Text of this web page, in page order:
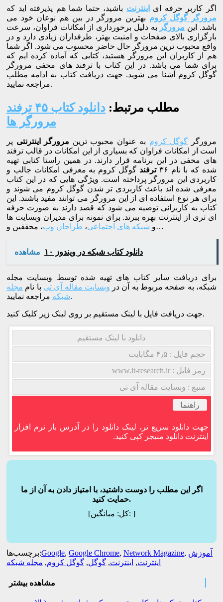
اگر کاربر حرفه ای اینترنت باشید، حتما شما هم پذیرفته اید که
مرورگر گوگل کروم بهترین مرورگر در بین هم نوعان خود می
باشد. این مرورگر به دلیل برخورداری از امکانات فراوان، سرعت
بارگزاری بالای صفحات و امنیت بهتر، طرفداران زیادی دارد و در
واقع محبوب ترین مرورگر حال حاضر محسوب می شود. اگر شما
هم از کاربران این مرورگر هستید، کتابی که آماده کرده ایم که
برای شما می باشد. در این کتاب با ترفند های مخفی مرورگر
گوگل کروم آشنا می شوید. جهت دریافت کتاب به ادامه مطلب
مراجعه نمایید.
مطلب مرتبط:
دانلود کتاب ۴۵ ترفند
مرورگر ها
مرورگر گوگل کروم به عنوان محبوب ترین مرورگر اینترنتی پر
است از امکانات فراوان که بسیاری از این امکانات در قالب ترفند
های مخفی در این برنامه قرار دارند. در همین راستا کتابی تهیه
شده که با نام ۳۶
ترفند گوگل کروم به معرفی امکانات جالب و
کاربردی این مرورگر پرداخته است. ویژگی هایی که در این کتاب
معرفی شده اند باعث کاربردی تر شدن گوگل کروم می شوند و
برای هر نوع استفاده ای از این مرورگر می توانند مفید باشند. این
کتاب به کاربرانی توصیه می شود که قصد دارند به صورت حرفه
ای تری از اینترنت بهره ببرند. برای نمونه برای مدیران وبسایت ها
و شبکه های اجتماعی، طراحان وب ، محققین و…
مشاهده دانلود کتاب شبکه در ویندوز ۱۰
برای دریافت سایر کتاب های تهیه شده توسط وبسایت مجله
شبکه، به صفحه مربوط به آن در وبسایت مقاله آی تی با نام مجله
شبکهمراجعه نمایید.
جهت دریافت فایل با لینک مستقیم بر روی لینک زیر کلیک کنید.
دانلود با لینک مستقیم
حجم فایل : ۴٫۵ مگابایت
رمز فایل : www.it-research.ir
منبع : وبسایت مقاله آی تی
راهنما
جهت دانلود سریع تر، لینک دانلود را در آدرس بار نرم افزار
اینترنت دانلود منیجر کپی کنید.
اگر این مطلب را دوست داشتید، با امتیاز دادن به آن از ما
حمایت کنید.
[کل:میانگین: ]
برچسب‌ها:Google, Google Chrome, Network Magazine, آموزش
اینترنت, اینترنت, گوگل, گوگل کروم, مجله شبکه
مشاهده بیشتر